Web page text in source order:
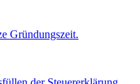
Gründungszeit.